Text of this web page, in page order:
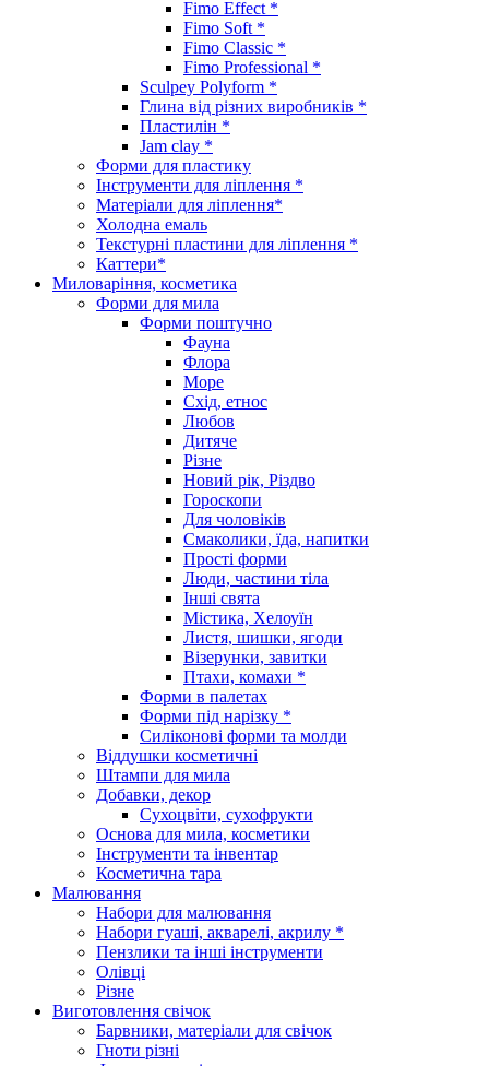
Fimo Effect *
Fimo Soft *
Fimo Classic *
Fimo Professional *
Sculpey Polyform *
Глина від різних виробників *
Пластилін *
Jam clay *
Форми для пластику
Інструменти для ліплення *
Матеріали для ліплення*
Холодна емаль
Текстурні пластини для ліплення *
Каттери*
Миловаріння, косметика
Форми для мила
Форми поштучно
Фауна
Флора
Море
Схід, етнос
Любов
Дитяче
Різне
Новий рік, Різдво
Гороскопи
Для чоловіків
Смаколики, їда, напитки
Прості форми
Люди, частини тіла
Інші свята
Містика, Хелоуїн
Листя, шишки, ягоди
Візерунки, завитки
Птахи, комахи *
Форми в палетах
Форми під нарізку *
Силіконові форми та молди
Віддушки косметичні
Штампи для мила
Добавки, декор
Сухоцвіти, сухофрукти
Основа для мила, косметики
Інструменти та інвентар
Косметична тара
Малювання
Набори для малювання
Набори гуаші, акварелі, акрилу *
Пензлики та інші інструменти
Олівці
Різне
Виготовлення свічок
Барвники, матеріали для свічок
Гноти різні